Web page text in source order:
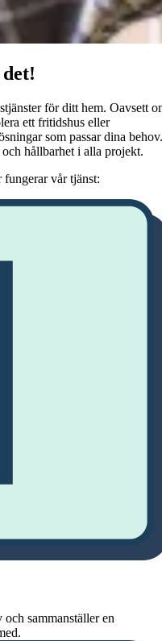
för ditt hem. Oavsett
ett fritidshus eller
som passar dina behov.
hållbarhet i alla projekt.
vår tjänst:
sammanställer en